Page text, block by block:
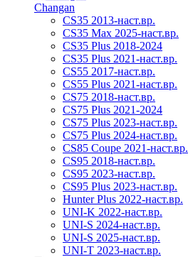
Changan
CS35 2013-наст.вр.
CS35 Max 2025-наст.вр.
CS35 Plus 2018-2024
CS35 Plus 2021-наст.вр.
CS55 2017-наст.вр.
CS55 Plus 2021-наст.вр.
CS75 2018-наст.вр.
CS75 Plus 2021-2024
CS75 Plus 2023-наст.вр.
CS75 Plus 2024-наст.вр.
CS85 Coupe 2021-наст.вр.
CS95 2018-наст.вр.
CS95 2023-наст.вр.
CS95 Plus 2023-наст.вр.
Hunter Plus 2022-наст.вр.
UNI-K 2022-наст.вр.
UNI-S 2024-наст.вр.
UNI-S 2025-наст.вр.
UNI-T 2023-наст.вр.